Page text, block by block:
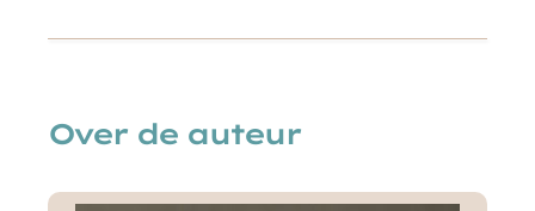
Over de auteur